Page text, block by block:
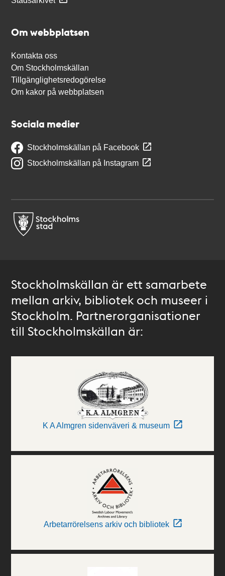
Om webbplatsen
Kontakta oss
Om Stockholmskällan
Tillgänglighetsredogörelse
Om kakor på webbplatsen
Sociala medier
Stockholmskällan på Facebook
Stockholmskällan på Instagram
Stockholmskällan är ett samarbete
mellan arkiv, bibliotek och museer i
Stockholm. Partnerorganisationer
till Stockholmskällan är:
K A Almgren sidenväveri & museum
Arbetarrörelsens arkiv och bibliotek